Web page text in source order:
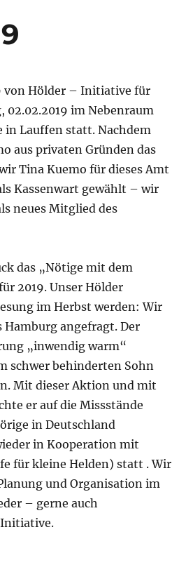
von Hölder – Initiative für
02.02.2019 im Nebenraum
in Lauffen statt. Nachdem
aus privaten Gründen das
Tina Kuemo für dieses Amt
Kassenwart gewählt – wir
neues Mitglied des
das „Nötige mit dem
2019. Unser Hölder
im Herbst werden: Wir
angefragt. Der
„inwendig warm“
schwer behinderten Sohn
Mit dieser Aktion und mit
er auf die Missstände
in Deutschland
in Kooperation mit
für kleine Helden) statt . Wir
und Organisation im
– gerne auch